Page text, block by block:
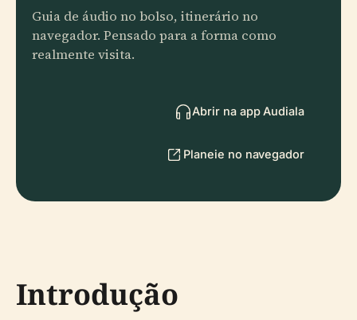
Guia de áudio no bolso, itinerário no
navegador. Pensado para a forma como
realmente visita.
Abrir na app Audiala
Planeie no navegador
Introdução